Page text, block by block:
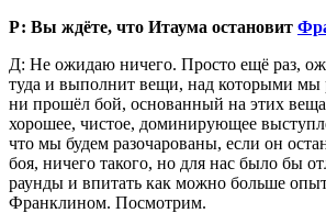
Р: Вы ждёте, что Итаума остановит
Д: Не ожидаю ничего. Просто ещё раз,
туда и выполнит вещи, над которыми мы
ни прошёл бой, основанный на этих
хорошее, чистое, доминирующее
что мы будем разочарованы, если он
боя, ничего такого, но для нас было бы
раунды и впитать как можно больше
Франклином. Посмотрим.